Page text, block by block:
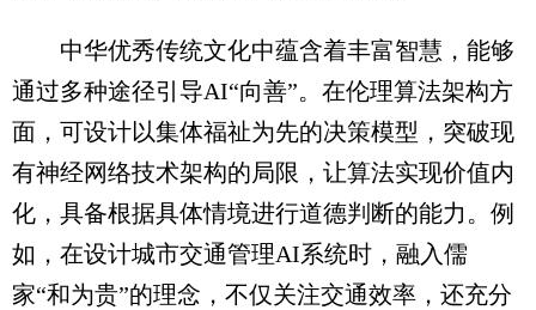
中华优秀传统文化中蕴含着丰富智慧，能够
通过多种途径引导AI“向善”。在伦理算法架构方
面，可设计以集体福祉为先的决策模型，突破现
有神经网络技术架构的局限，让算法实现价值内
化，具备根据具体情境进行道德判断的能力。例
如，在设计城市交通管理AI系统时，融入儒
家“和为贵”的理念，不仅关注交通效率，还充分